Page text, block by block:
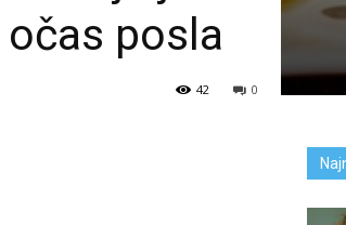
posla
0
42